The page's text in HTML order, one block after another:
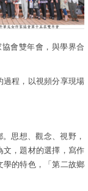
會雙年會，與學界合
程，以視頻分享現場
思想、觀念、視野，
文，題材的選擇，寫作
學的特色，「第二故鄉